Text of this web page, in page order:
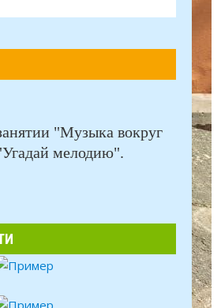
"Музыка вокруг
мелодию".